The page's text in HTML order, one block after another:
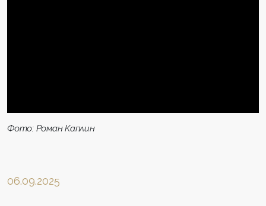
Фото: Роман Каплин
06.09.2025